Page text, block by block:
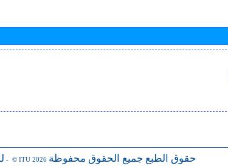
- © ITU 2026 حقوق الطبع جميع الحقوق محفوظة